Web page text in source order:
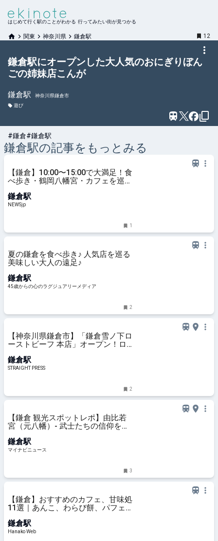
はじめて行く駅のことがわかる 行ってみたい街が見つかる
関東 神奈川県 鎌倉駅 12
鎌倉駅にオープンした大人気のおにぎりぼん
ごの姉妹店こんが
鎌倉駅
神奈川県鎌倉市
遊び
#鎌倉#鎌倉駅
鎌倉駅の記事をもっとみる
【鎌倉】10:00〜15:00で大満足！食
べ歩き・鶴岡八幡宮・カフェを巡
NEWSjp
鎌倉駅
NEWSjp
1
夏の鎌倉を食べ歩き♪ 人気店を巡る
美味しい大人の遠足♪
鎌倉駅
45歳からの心のラグジュアリーメディア
2
【神奈川県鎌倉市】「鎌倉雪ノ下ロ
ーストビーフ 本店」オープン！ロ
能
鎌倉駅
STRAIGHT PRESS
2
【鎌倉 観光スポットレポ】由比若
宮（元八幡）- 武士たちの信仰を集
鎌倉駅
マイナビニュース
3
【鎌倉】おすすめのカフェ、甘味処
11選｜あんこ、わらび餅、パフェ
鎌倉駅
Hanako Web